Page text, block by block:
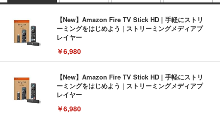
【New】Amazon Fire TV Stick HD | 手軽にストリ
ーミングをはじめよう | ストリーミングメディアプ
レイヤー
￥6,980
【New】Amazon Fire TV Stick HD | 手軽にストリ
ーミングをはじめよう | ストリーミングメディアプ
レイヤー
￥6,980